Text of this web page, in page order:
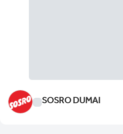
SOSRO DUMAI